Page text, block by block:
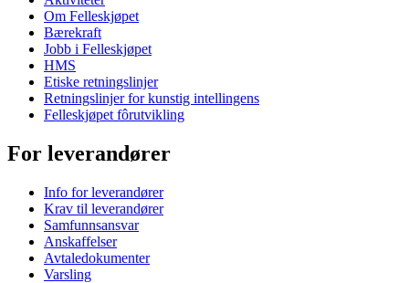
Om Felleskjøpet
Bærekraft
Jobb i Felleskjøpet
HMS
Etiske retningslinjer
Retningslinjer for kunstig intellingens
Felleskjøpet fôrutvikling
For leverandører
Info for leverandører
Krav til leverandører
Samfunnsansvar
Anskaffelser
Avtaledokumenter
Varsling